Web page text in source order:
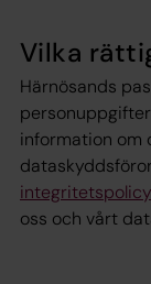
Vilka
Härnösands
information om
oss och vårt